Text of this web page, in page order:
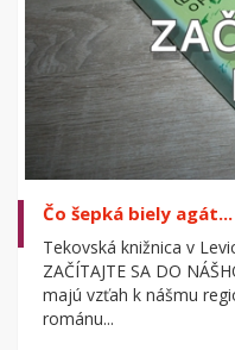
Čo šepká biely agát...
Tekovská knižnica v
ZAČÍTAJTE SA DO
majú vzťah k nášmu
románu...